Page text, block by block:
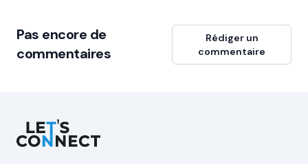
Pas encore de
commentaires
Rédiger un
commentaire
Let's Connect